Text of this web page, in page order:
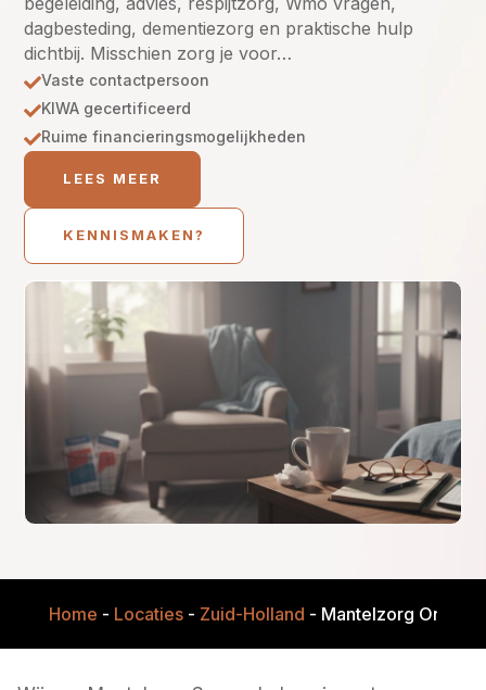
dagbesteding, dementiezorg en praktische hulp
dichtbij. Misschien zorg je voor…
Vaste contactpersoon
KIWA gecertificeerd
Ruime financieringsmogelijkheden
LEES MEER
KENNISMAKEN?
Home - Locaties- Zuid-Holland - Mantelzorg